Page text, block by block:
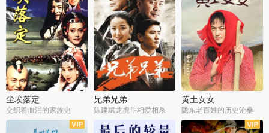
尘埃落定
交织着血泪的家族史
兄弟兄弟
陈建斌龙虎斗相爱相杀
黄土女女
陇东老百姓的历史沧桑
全36集
全28集 全44集